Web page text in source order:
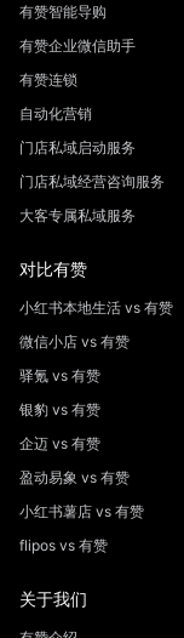
有赞智能导购
有赞企业微信助手
有赞连锁
自动化营销
门店私域启动服务
门店私域经营咨询服务
大客专属私域服务
对比有赞
小红书本地生活 vs 有赞
微信小店 vs 有赞
驿氪 vs 有赞
银豹 vs 有赞
企迈 vs 有赞
盈动易象 vs 有赞
小红书薯店 vs 有赞
flipos vs 有赞
关于我们